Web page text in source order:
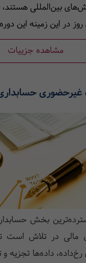
بین‌المللی هستند،
در این زمینه این
مشاهده جزییات
غیرحضوری حسابداری
بخش
مالی در تلاش است
رخ‌داده، داده‌ها